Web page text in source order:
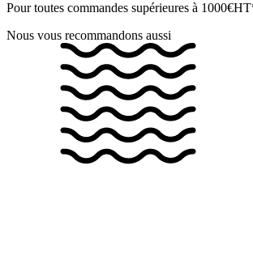
Pour toutes commandes supérieures à
Nous vous recommandons aussi